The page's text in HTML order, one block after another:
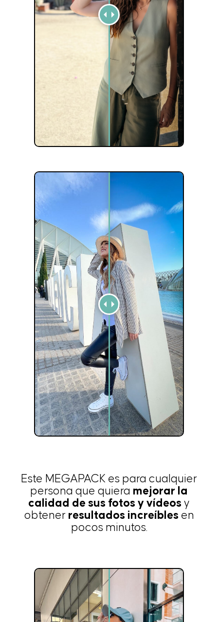
Este MEGAPACK es para cualquier
persona que quiera mejorar la
calidad de sus fotos y vídeos y
obtener resultados increíbles en
pocos minutos.